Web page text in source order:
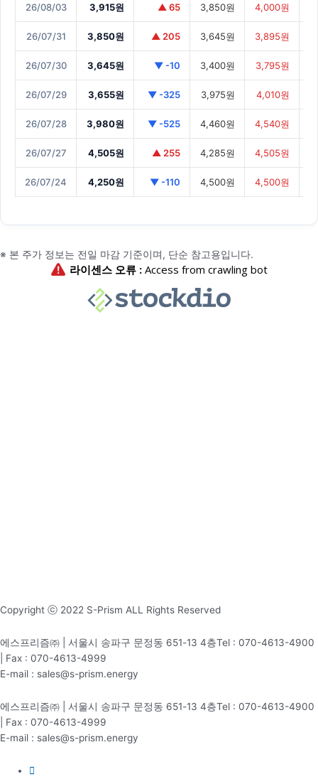
26/08/03 3,915원 ▲ 65 3,850원 4,000원
26/07/31 3,850원 ▲ 205 3,645원 3,895원
26/07/30 3,645원 ▼ -10 3,400원 3,795원
26/07/29 3,655원 ▼ -325 3,975원 4,010원
26/07/28 3,980원 ▼ -525 4,460원 4,540원
26/07/27 4,505원 ▲ 255 4,285원 4,505원
26/07/24 4,250원 ▼ -110 4,500원 4,500원
※ 본 주가 정보는 전일 마감 기준이며, 단순 참고용입니다.
Copyright ⓒ 2022 S-Prism ALL Rights Reserved
에스프리즘㈜ | 서울시 송파구 문정동 651-13 4층Tel : 070-4613-4900
| Fax : 070-4613-4999
E-mail : sales@s-prism.energy
에스프리즘㈜ | 서울시 송파구 문정동 651-13 4층Tel : 070-4613-4900
| Fax : 070-4613-4999
E-mail : sales@s-prism.energy